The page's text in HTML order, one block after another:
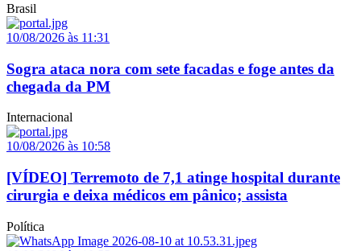
Brasil
10/08/2026 às 11:31
Sogra ataca nora com sete facadas e foge antes da
chegada da PM
Internacional
10/08/2026 às 10:58
[VÍDEO] Terremoto de 7,1 atinge hospital durante
cirurgia e deixa médicos em pânico; assista
Política